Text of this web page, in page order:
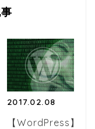
2017.02.08
【WordPress】